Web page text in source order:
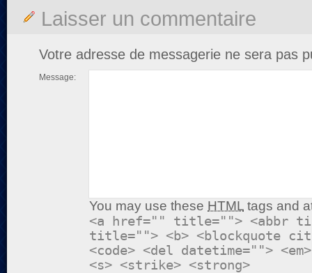
Laisser un commentaire
Votre adresse de messagerie ne sera pas
Message:
You may use these HTML tags and
<a href="" title=""> <abbr
title=""> <b> <blockquote
<code> <del datetime="">
<s> <strike> <strong>